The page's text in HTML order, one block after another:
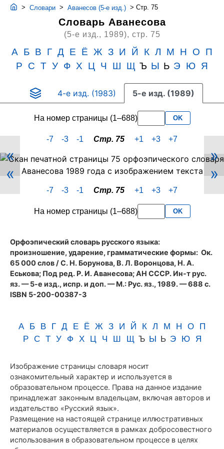
> Словари > Аванесов (5-е изд.) > Стр. 75
Словарь Аванесова
(5-е изд., 1989), стр. 75
А Б В Г Д Е Ё Ж З И Й К Л М Н О
П
Р
С Т У Ф Х Ц Ч Ш Щ Ъ Ы Ь Э Ю Я
4-е изд. (1983) 5-е изд. (1989)
На номер страницы (1–688) OK
-7 -3 -1 Стр. 75 +1 +3 +7
Скан
PDF-
страницы
75
Аванесова
«
»
«
»
-7 -3 -1 Стр. 75 +1 +3 +7
На номер страницы (1–688) OK
Орфоэпический словарь русского языка:
произношение, ударение, грамматические формы: Ок.
65 000 слов / С. Н. Борунова, В. Л. Воронцова, Н. А.
Еськова; Под ред. Р. И. Аванесова; АН СССР. Ин-т рус.
яз. — 5-е изд., испр. и доп. — М.: Рус. яз., 1989. — 688 с.
ISBN 5-200-00387-3
А Б В Г Д Е Ё Ж З И Й К Л М Н О П
Р С Т У Ф Х Ц Ч Ш Щ Ъ Ы Ь Э Ю Я
Изображение страницы словаря носит
ознакомительный характер и используется в
образовательном процессе. Права на данное издание
принадлежат законным владельцам, включая авторов и
издательство «Русский язык».
Размещение на настоящей странице иллюстративных
материалов осуществляется в рамках добросовестного
использования в образовательном процессе в целях